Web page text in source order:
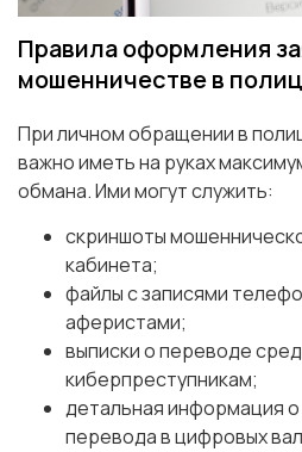
Правила оформления
мошенничестве в
При личном обращении в
важно иметь на руках
обмана. Ими могут служить:
скриншоты
кабинета;
файлы с записями
аферистами;
выписки о переводе
киберпреступникам;
детальная информация о
перевода в цифровых